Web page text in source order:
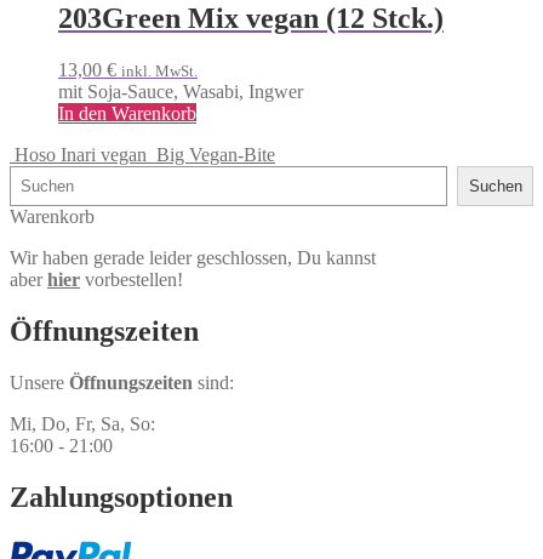
203Green Mix vegan (12 Stck.)
13,00 € inkl. MwSt.
mit Soja-Sauce, Wasabi, Ingwer
In den Warenkorb
Hoso Inari vegan Big Vegan-Bite
Suchen
Suchen
Warenkorb
Wir haben gerade leider geschlossen, Du kannst
aberhier vorbestellen!
Öffnungs­zeiten
Unsere Öffnungszeiten sind:
Mi, Do, Fr, Sa, So:
16:00 - 21:00
Zahlungs­optionen